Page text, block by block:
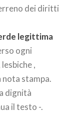
dei diritti
legittima
ogni
,
nota stampa.
dignità
il testo -.